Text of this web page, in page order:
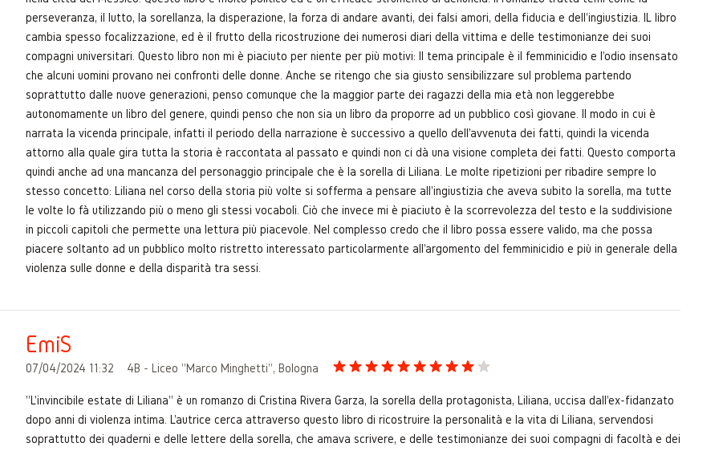
perseveranza, il lutto, la sorellanza, la disperazione, la forza di andare avanti, dei falsi amori, della fiducia e dell'ingiustizia. IL libro
cambia spesso focalizzazione, ed è il frutto della ricostruzione dei numerosi diari della vittima e delle testimonianze dei suoi
compagni universitari. Questo libro non mi è piaciuto per niente per più motivi: Il tema principale è il femminicidio e l'odio insensato
che alcuni uomini provano nei confronti delle donne. Anche se ritengo che sia giusto sensibilizzare sul problema partendo
soprattutto dalle nuove generazioni, penso comunque che la maggior parte dei ragazzi della mia età non leggerebbe
autonomamente un libro del genere, quindi penso che non sia un libro da proporre ad un pubblico così giovane. Il modo in cui è
narrata la vicenda principale, infatti il periodo della narrazione è successivo a quello dell'avvenuta dei fatti, quindi la vicenda
attorno alla quale gira tutta la storia è raccontata al passato e quindi non ci dà una visione completa dei fatti. Questo comporta
quindi anche ad una mancanza del personaggio principale che è la sorella di Liliana. Le molte ripetizioni per ribadire sempre lo
stesso concetto: Liliana nel corso della storia più volte si sofferma a pensare all'ingiustizia che aveva subito la sorella, ma tutte
le volte lo fà utilizzando più o meno gli stessi vocaboli. Ciò che invece mi è piaciuto è la scorrevolezza del testo e la suddivisione
in piccoli capitoli che permette una lettura più piacevole. Nel complesso credo che il libro possa essere valido, ma che possa
piacere soltanto ad un pubblico molto ristretto interessato particolarmente all'argomento del femminicidio e più in generale della
violenza sulle donne e della disparità tra sessi.
EmiS
07/04/2024 11:32 4B - Liceo "Marco Minghetti", Bologna
"L'invincibile estate di Liliana" è un romanzo di Cristina Rivera Garza, la sorella della protagonista, Liliana, uccisa dall'ex-fidanzato
dopo anni di violenza intima. L'autrice cerca attraverso questo libro di ricostruire la personalità e la vita di Liliana, servendosi
soprattutto dei quaderni e delle lettere della sorella, che amava scrivere, e delle testimonianze dei suoi compagni di facoltà e dei